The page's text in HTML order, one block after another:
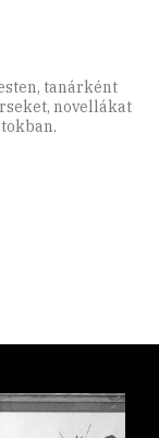
tanárként
novellákat